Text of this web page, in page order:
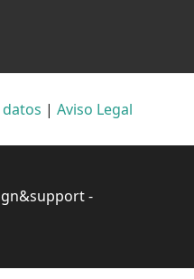
| Aviso Legal
-